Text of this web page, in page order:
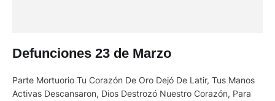
Defunciones 23 de Marzo
Parte Mortuorio Tu Corazón De Oro Dejó De Latir, Tus Manos
Activas Descansaron, Dios Destrozó Nuestro Corazón, Para